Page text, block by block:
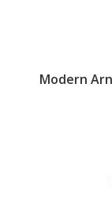
Modern